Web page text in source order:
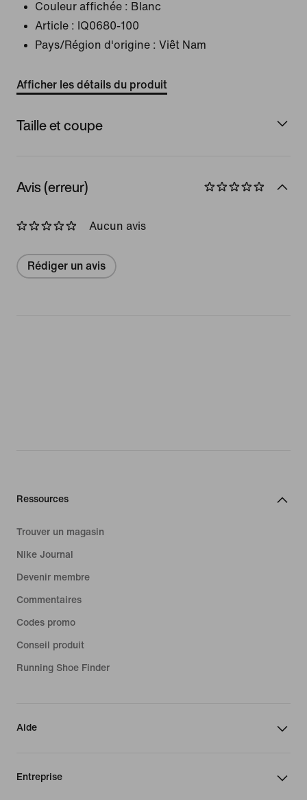
Couleur affichée : Blanc
Article :
IQ0680-100
Pays/Région d'origine : Viêt Nam
Afficher les détails du produit
Taille et coupe
Avis (erreur)
Aucun avis
Rédiger un avis
Ressources
Trouver un magasin
Nike Journal
Devenir membre
Commentaires
Codes promo
Conseil produit
Running Shoe Finder
Aide
Entreprise